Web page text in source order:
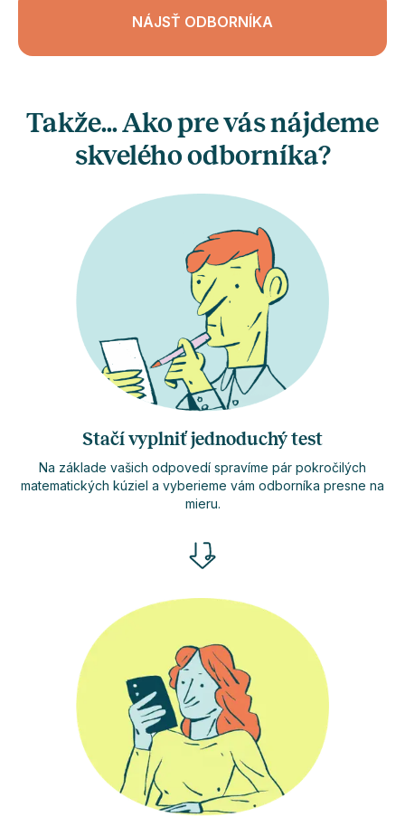
NÁJSŤ ODBORNÍKA
Takže... Ako pre vás nájdeme
skvelého odborníka?
Stačí vyplniť jednoduchý test
Na základe vašich odpovedí spravíme pár pokročilých
matematických kúziel a vyberieme vám odborníka presne na
mieru.